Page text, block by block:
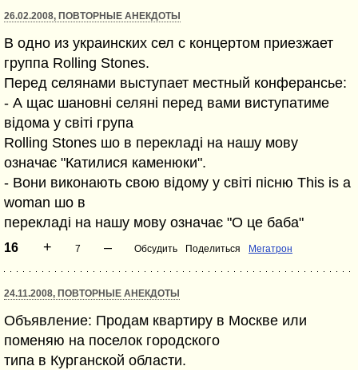
26.02.2008, ПОВТОРНЫЕ АНЕКДОТЫ
В одно из украинских сел с концертом приезжает
группа Rolling Stones.
Перед селянами выступает местный конферансье:
- А щас шановні селяні перед вами виступатиме
відома у світі група
Rolling Stones шо в перекладі на нашу мову
означає "Катилися каменюки".
- Вони виконають свою відому у світі пісню This is a
woman шо в
перекладі на нашу мову означає "О це баба"
16 + 7 – Обсудить Поделиться Мегатрон
24.11.2008, ПОВТОРНЫЕ АНЕКДОТЫ
Объявление: Продам квартиру в Москве или
поменяю на поселок городского
типа в Курганской области.